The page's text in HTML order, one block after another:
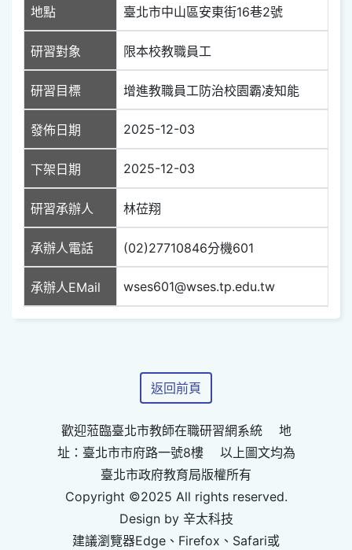
地點 臺北市中山區安東街16巷2號
研習對象 限本校教職員工
研習目標 增進教職員工防治校園霸凌知能
發佈日期 2025-12-03
下架日期 2025-12-03
研習承辦人 林莅翔
承辦人電話 (02)27710846分機601
承辦人EMail wses601@wses.tp.edu.tw
返回前頁
歡迎蒞臨臺北市教師在職研習網系統 地
址：臺北市市府路一號8樓 以上圖文均為
臺北市政府教育局版權所有
Copyright ©2025 All rights reserved.
Design by 辛太科技
建議瀏覽器Edge、Firefox、Safari或